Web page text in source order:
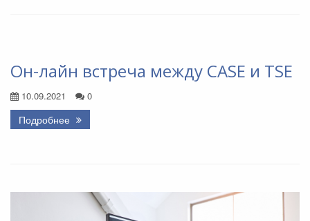
Он-лайн встреча между CASE и TSE
10.09.2021 0
Подробнее